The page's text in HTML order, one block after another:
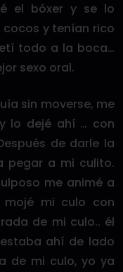
el bóxer y se lo
cocos y tenían rico
todo a la boca…
sexo oral.
sin moverse, me
lo dejé ahí … con
de darle la
pegar a mi culito.
me animé a
mi culo con
de mi culo.. él
ahí de lado
de mi culo, yo ya